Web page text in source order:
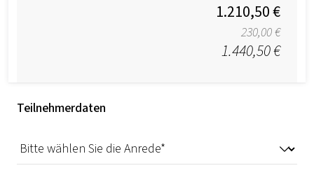
1.210,50 €
230,00 €
1.440,50 €
Teilnehmerdaten